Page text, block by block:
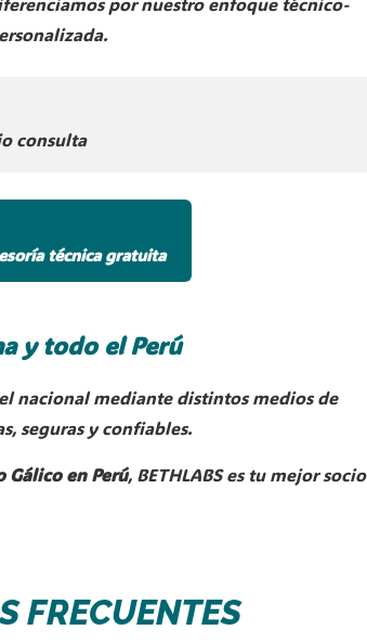
consulta
técnica gratuita
y todo el Perú
nacional mediante distintos medios de
seguras y confiables.
Gálico en Perú, BETHLABS es tu mejor socio
FRECUENTES